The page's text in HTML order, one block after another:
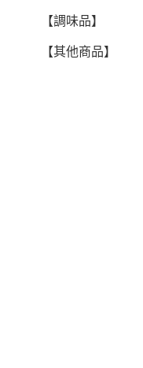
【調味品】
【其他商品】